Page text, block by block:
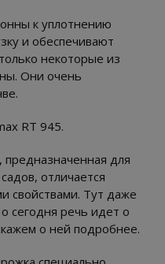
к уплотнению
и обеспечивают
некоторые из
Они очень
RT 945.
для
отличается
свойствами. Тут даже
сегодня речь идет о
о ней подробнее.